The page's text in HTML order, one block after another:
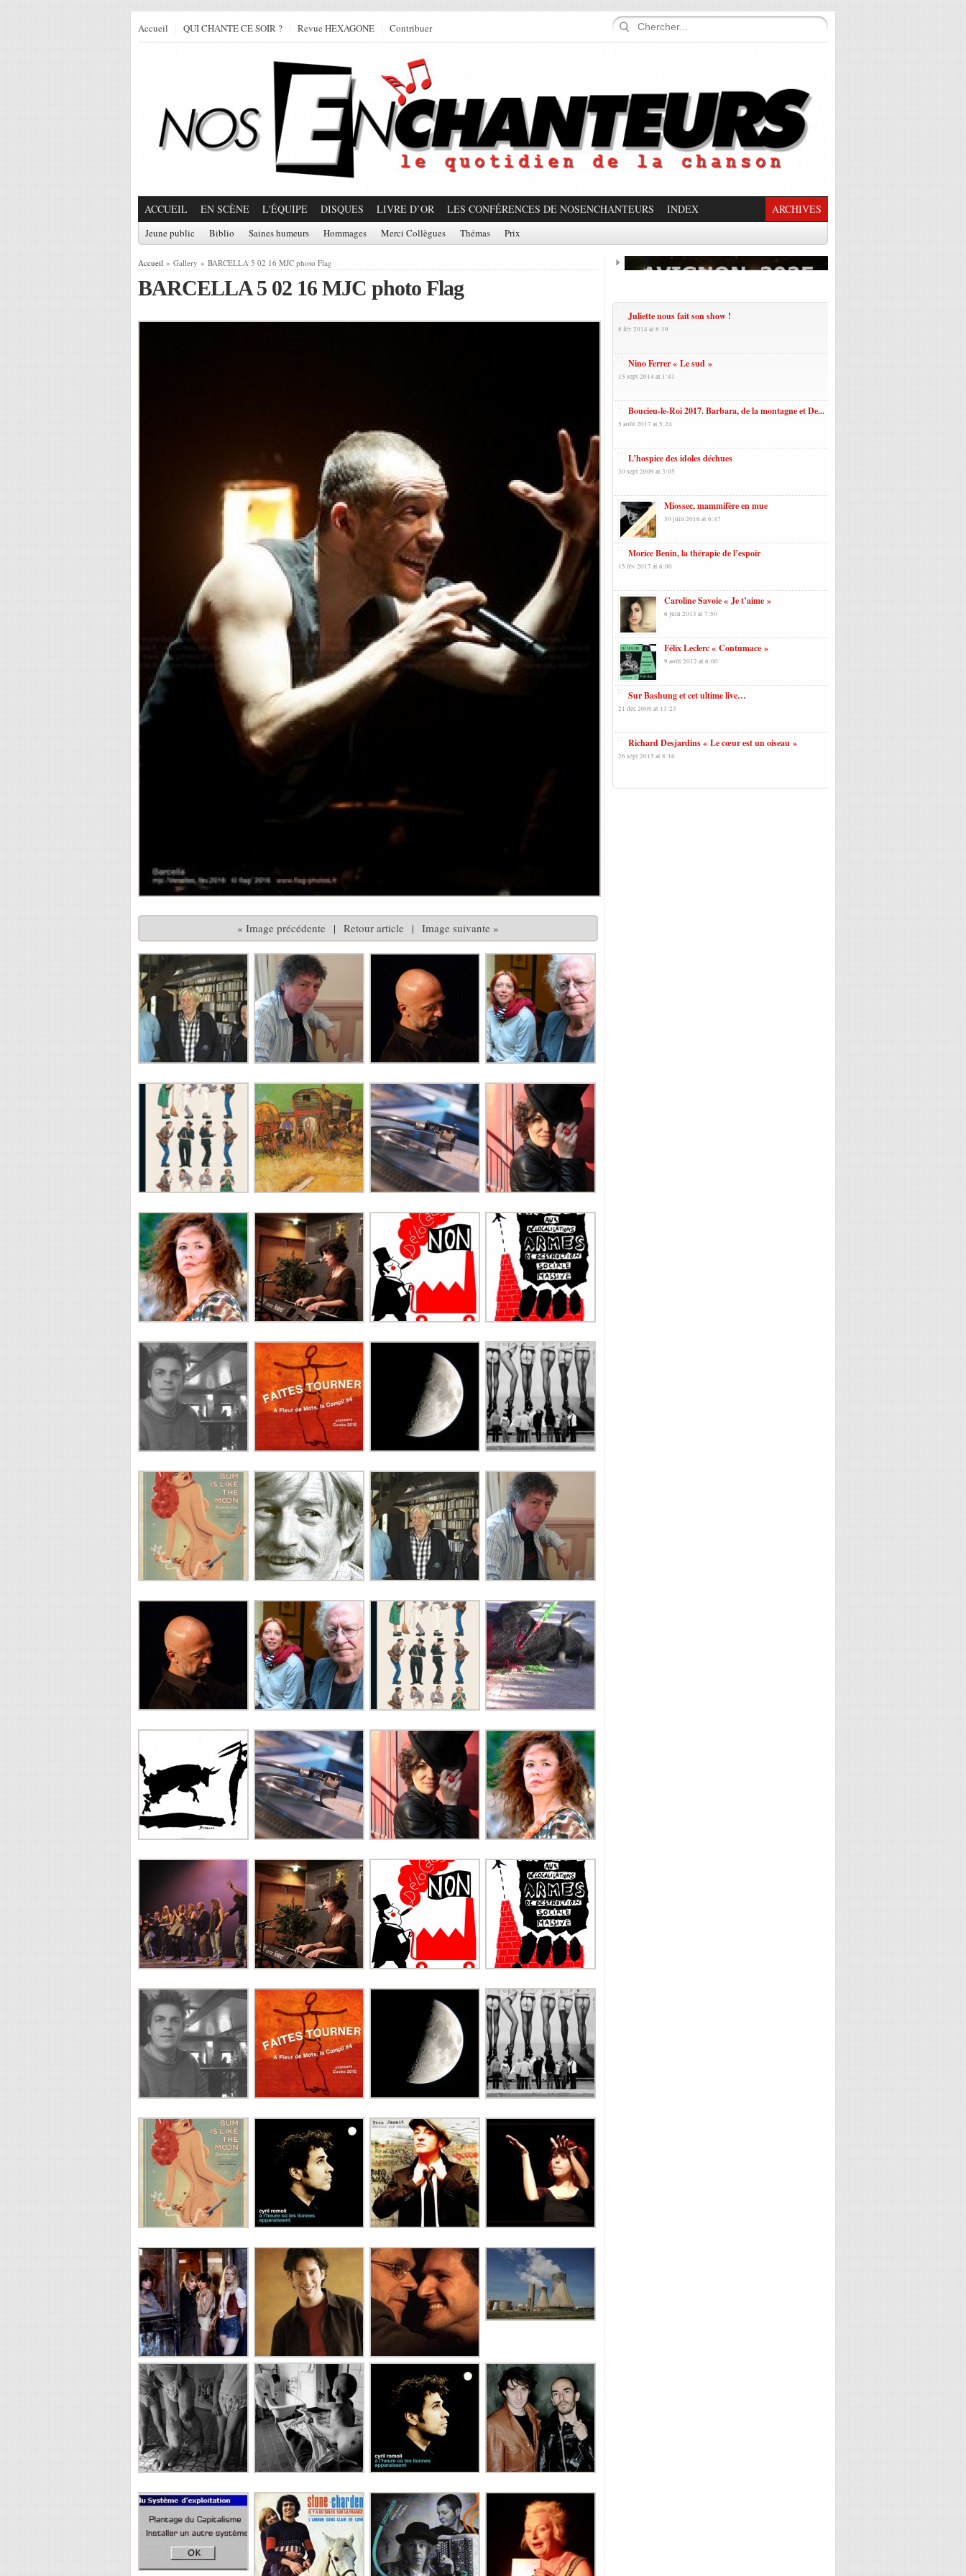
Accueil QUI CHANTE CE SOIR ? Revue HEXAGONE Contribuer
ACCUEIL EN SCÈNE L'ÉQUIPE DISQUES LIVRE D’OR LES CONFÉRENCES DE NOSENCHANTEURS INDEX ARCHIVES
Jeune public Biblio Saines humeurs Hommages Merci Collègues Thémas Prix
Accueil » Gallery » BARCELLA 5 02 16 MJC photo Flag
BARCELLA 5 02 16 MJC photo Flag
« Image précédente | Retour article | Image suivante »
Juliette nous fait son show !
8 fév 2014 at 8:19
Nino Ferrer « Le sud »
15 sept 2014 at 1:41
Boucieu-le-Roi 2017. Barbara, de la montagne et De...
5 août 2017 at 5:24
L’hospice des idoles déchues
30 sept 2009 at 3:05
Miossec, mammifère en mue
30 juin 2016 at 6:47
Morice Benin, la thérapie de l’espoir
15 fév 2017 at 6:00
Caroline Savoie « Je t’aime »
6 juin 2013 at 7:50
Félix Leclerc « Contumace »
9 août 2012 at 6:00
Sur Bashung et cet ultime live…
21 déc 2009 at 11:23
Richard Desjardins « Le cœur est un oiseau »
26 sept 2015 at 8:16